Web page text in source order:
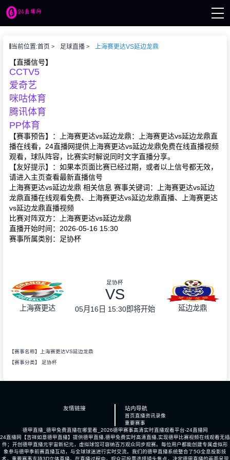
事
当前位置:首页 足球直播 上海赛更达VS延边龙鼎
【直播信号】
CCTV5
爱奇艺
咪咕体育
腾讯体育
PP体育
【赛事预告】：上海赛更达vs延边龙鼎：上海赛更达vs延边龙鼎直
播在线看，24直播网提供上海赛更达vs延边龙鼎免费在线直播视频
观看，球队阵容，比赛实时解说同时文字直播分享。
【友好提示】：如果本页面比赛已经过期，或者以上信号都无效，
请进入主页查看最新直播信号
上海赛更达vs延边龙鼎 相关信息 赛事关键词：上海赛更达vs延边
龙鼎直播在线观看免费、上海赛更达vs延边龙鼎直播、上海赛更达
vs延边龙鼎直播视频
比赛对阵双方：上海赛更达vs延边龙鼎
直播开始时间：2026-05-16 15:30
赛事所属类别：足协杯
上海赛更达
足协杯
VS
05月16日 15:30即将开始 延边龙鼎
【赛事名称】上海赛更达VS延边龙鼎
【赛事分类】 足协杯
友情链接 站内导航
首页直播资讯录像
重要赛事
德甲直播_德甲免费直播在哪里看_2026德甲赛事高清实时直播观看平台-24直播网
24直播网【吉祥如意德甲直播】提供德甲直播,德甲免费实时高清直播,实现德甲比赛视频在线观看无插
件；开创德甲直播元宇宙新纪元，虚拟球馆可容纳百万观众同步观赛。每位用户都能创建专属虚拟形
象参与德甲季前赛直播互动，与全球球迷进行实时交流。我们的德甲直播系统整合了5G全息投影技
术，重要赛事支持3D立体直播。在直播过程中，观众可投票选择镜头焦点，决定德甲直播的画面呈现